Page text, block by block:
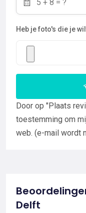
Heb je foto's die je
Door op "Plaats
toestemming om
web. (e-mail wordt
Delft